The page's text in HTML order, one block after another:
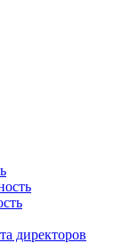
директоров